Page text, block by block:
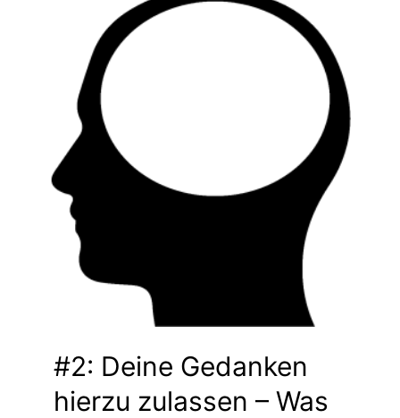
#2: Deine Gedanken
hierzu zulassen – Was